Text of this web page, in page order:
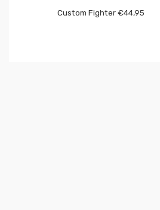
Custom Fighter€44,95